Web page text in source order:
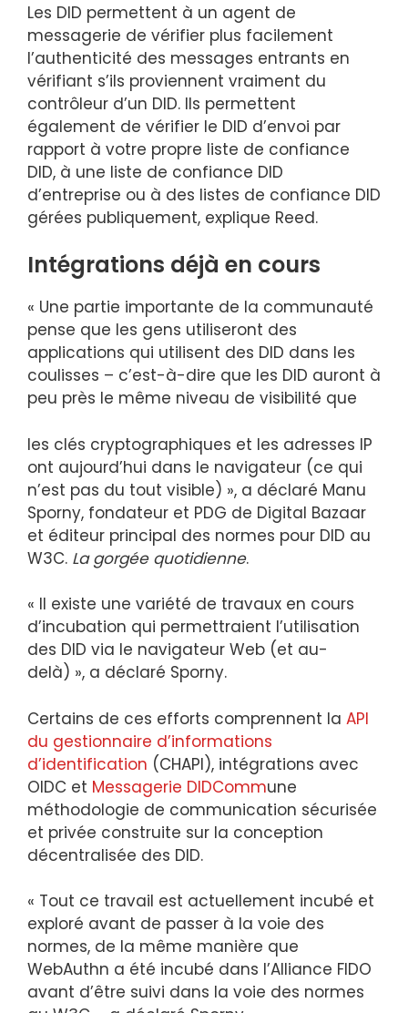
Les DID permettent à un agent de
messagerie de vérifier plus facilement
l’authenticité des messages entrants en
vérifiant s’ils proviennent vraiment du
contrôleur d’un DID. Ils permettent
également de vérifier le DID d’envoi par
rapport à votre propre liste de confiance
DID, à une liste de confiance DID
d’entreprise ou à des listes de confiance DID
gérées publiquement, explique Reed.
Intégrations déjà en cours
« Une partie importante de la communauté
pense que les gens utiliseront des
applications qui utilisent des DID dans les
coulisses – c’est-à-dire que les DID auront à
peu près le même niveau de visibilité que
les clés cryptographiques et les adresses IP
ont aujourd’hui dans le navigateur (ce qui
n’est pas du tout visible) », a déclaré Manu
Sporny, fondateur et PDG de Digital Bazaar
et éditeur principal des normes pour DID au
W3C. La gorgée quotidienne.
« Il existe une variété de travaux en cours
d’incubation qui permettraient l’utilisation
des DID via le navigateur Web (et au-
delà) », a déclaré Sporny.
Certains de ces efforts comprennent la API
du gestionnaire d’informations
d’identification (CHAPI), intégrations avec
OIDC et Messagerie DIDCommune
méthodologie de communication sécurisée
et privée construite sur la conception
décentralisée des DID.
« Tout ce travail est actuellement incubé et
exploré avant de passer à la voie des
normes, de la même manière que
WebAuthn a été incubé dans l’Alliance FIDO
avant d’être suivi dans la voie des normes